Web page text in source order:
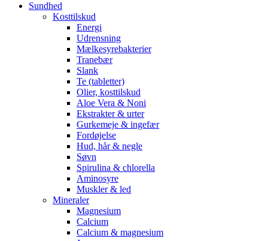
Sundhed
Kosttilskud
Energi
Udrensning
Mælkesyrebakterier
Tranebær
Slank
Te (tabletter)
Olier, kosttilskud
Aloe Vera & Noni
Ekstrakter & urter
Gurkemeje & ingefær
Fordøjelse
Hud, hår & negle
Søvn
Spirulina & chlorella
Aminosyre
Muskler & led
Mineraler
Magnesium
Calcium
Calcium & magnesium